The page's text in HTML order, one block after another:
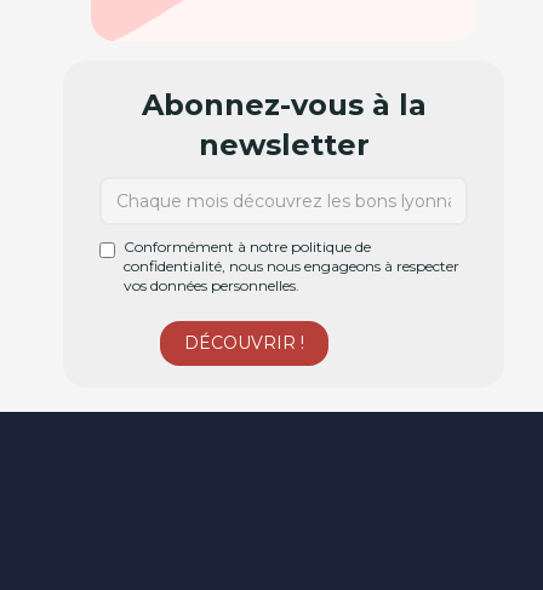
Abonnez-vous à la
newsletter
Conformément à notre politique de
confidentialité, nous nous engageons à respecter
vos données personnelles.